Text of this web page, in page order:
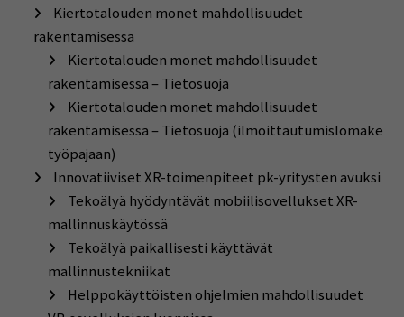
Kiertotalouden monet mahdollisuudet
rakentamisessa
Kiertotalouden monet mahdollisuudet
rakentamisessa – Tietosuoja
Kiertotalouden monet mahdollisuudet
rakentamisessa – Tietosuoja (ilmoittautumislomake
työpajaan)
Innovatiiviset XR-toimenpiteet pk-yritysten avuksi
Tekoälyä hyödyntävät mobiilisovellukset XR-
mallinnuskäytössä
Tekoälyä paikallisesti käyttävät
mallinnustekniikat
Helppokäyttöisten ohjelmien mahdollisuudet